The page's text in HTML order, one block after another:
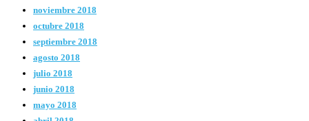
noviembre 2018
octubre 2018
septiembre 2018
agosto 2018
julio 2018
junio 2018
mayo 2018